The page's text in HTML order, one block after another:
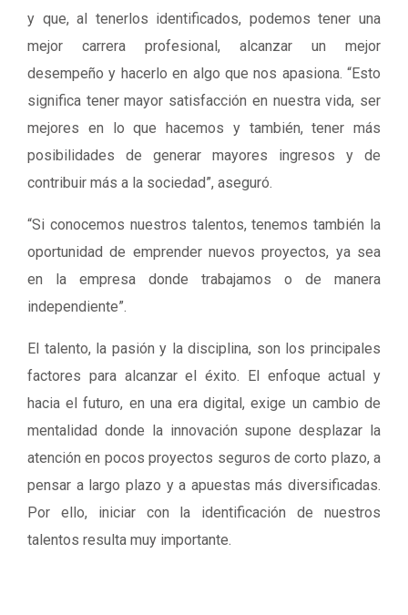
y que, al tenerlos identificados, podemos tener una
mejor carrera profesional, alcanzar un mejor
desempeño y hacerlo en algo que nos apasiona. “Esto
significa tener mayor satisfacción en nuestra vida, ser
mejores en lo que hacemos y también, tener más
posibilidades de generar mayores ingresos y de
contribuir más a la sociedad”, aseguró.
“Si conocemos nuestros talentos, tenemos también la
oportunidad de emprender nuevos proyectos, ya sea
en la empresa donde trabajamos o de manera
independiente”.
El talento, la pasión y la disciplina, son los principales
factores para alcanzar el éxito. El enfoque actual y
hacia el futuro, en una era digital, exige un cambio de
mentalidad donde la innovación supone desplazar la
atención en pocos proyectos seguros de corto plazo, a
pensar a largo plazo y a apuestas más diversificadas.
Por ello, iniciar con la identificación de nuestros
talentos resulta muy importante.